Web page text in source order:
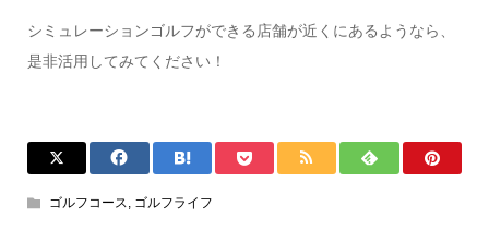
シミュレーションゴルフができる店舗が近くにあるようなら、
是非活用してみてください！
ゴルフコース, ゴルフライフ